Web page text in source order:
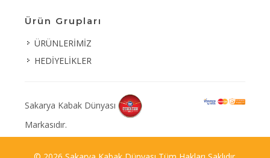
Ürün Grupları
ÜRÜNLERİMİZ
HEDİYELİKLER
Sakarya Kabak Dünyası
Markasıdır.